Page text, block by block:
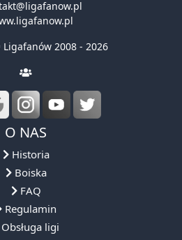
2008 - 2026
O NAS
Historia
Boiska
FAQ
Regulamin
Obsługa ligi